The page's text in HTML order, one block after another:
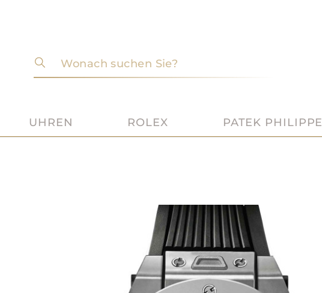
Wonach suchen Sie?
UHREN ROLEX PATEK PHILIPPE